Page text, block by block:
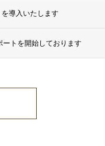
導入いたします
ートを開始しております